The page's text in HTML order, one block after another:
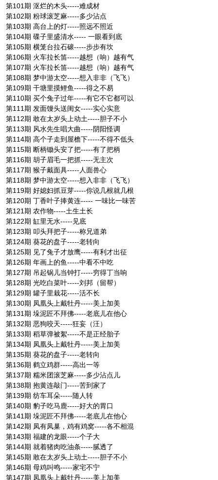
第101期 沤烂的木头-----难成材
第102期 粉球滚芝麻-----多少沾点
第103期 高台上的灯-----照远不照近
第104期 碟子里盛清水----- 一眼看到底
第105期 横笼台拉石磙-----步步有坎
第106期 火车拉长笛-----越想（响）越有气
第107期 火车拉长笛-----越想（响）越有气
第108期 梦中游太空-----想入非非（飞飞）
第109期 干塘里摸鲤鱼-----得之不易
第110期 买个兔子过年-----有它不它都可以
第111期 发面馒头送闺女-----实心实意
第112期 敢在太岁头上动土-----胆子不小
第113期 风水先生唱大曲-----阴阳怪调
第114期 高个子走到屋檐下-----不得不低头
第115期 断柄锄头安了把-----有了把柄
第116期 胡子眉毛一把抓-----无主次
第117期 猴子戴面具-----人面兽心
第118期 梦中游太空-----想入非非（飞飞）
第119期 好媳妇抓豆芽-----你说几根就几根
第120期 丁香叶子捧黄连----- 一味比一味苦
第121期 农作物-----土生土长
第122期 缸里无水-----见底
第123期 叩头拜把子-----称兄道弟
第124期 葵花的盘子-----老转向
第125期 见了兔子才放鹰-----有利才出征
第126期 年画上的鱼-----中看不中吃
第127期 吊起锅儿当钟打-----穷得丁当响
第128期 光吃白菜叶-----刘邦（留帮）
第129期 罐子里栽花-----活不长
第130期 凤凰头上戴牡丹-----美上加美
第131期 垛泥匠不拜佛-----老底儿在他心
第132期 恶狗咬天-----狂妄（汪）
第133期 稻草弹被絮-----不是正经胎子
第134期 凤凰头上戴牡丹-----美上加美
第135期 葵花的盘子-----老转向
第136期 鹤立鸡群-----高出一等
第137期 糯米团滚芝麻-----多少沾点儿
第138期 抱黄连敲门-----苦到家了
第139期 纺车耳朵-----随人转
第140期 豹子吃马鹿-----好大的胃口
第141期 垛泥匠不拜佛-----老底儿在他心
第142期 凤有凤巢，鸡有鸡窝-----各不相混
第143期 福建的龙眼-----个子大
第144期 就着猪肉吃油条-----腻透了
第145期 敢在太岁头上动土-----胆子不小
第146期 母鸡叫鸣-----家宅不宁
第147期 凤凰头上戴牡丹-----美上加美